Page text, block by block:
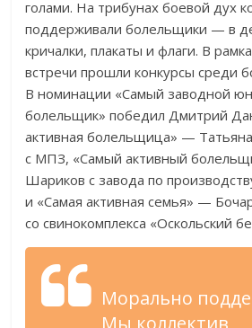
голами. На трибунах боевой дух
поддерживали болельщики — в
кричалки, плакаты и флаги. В
встречи прошли конкурсы среди
В номинации «Самый заводной
болельщик» победил Дмитрий
активная болельщица» —
с МПЗ, «Самый активный
Шариков с завода по
и «Самая активная семья» —
со свинокомплекса «Оскольский
Морально
Мы коллектив,